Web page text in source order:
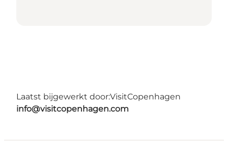
Laatst bijgewerkt door:VisitCopenhagen
info@visitcopenhagen.com